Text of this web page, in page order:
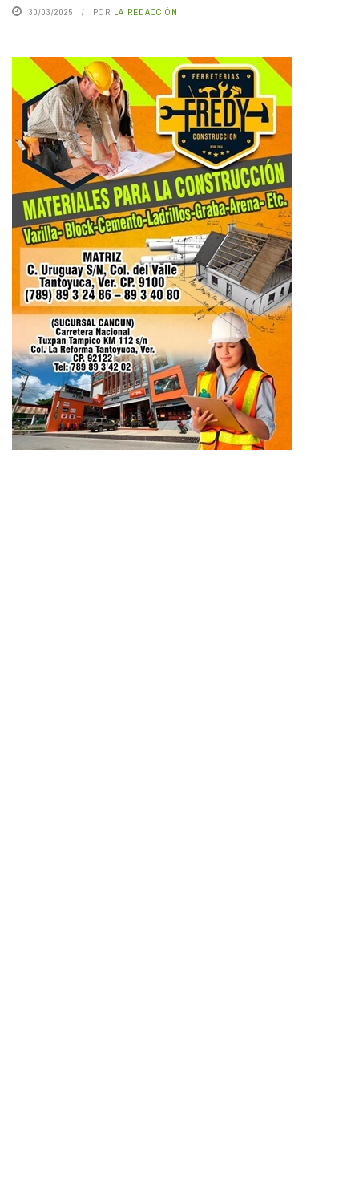
30/03/2025 POR LA REDACCIÓN